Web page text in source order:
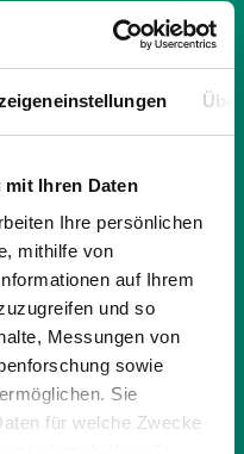
Ihren Daten
Ihre persönlichen
mithilfe von
auf Ihrem
und so
Messungen von
sowie
Sie
für welche Zwecke
HÜTTELDORF